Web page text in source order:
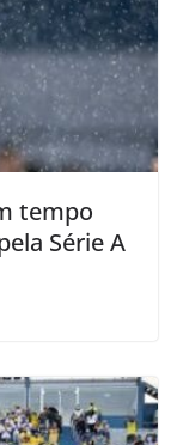
tempo
Série A